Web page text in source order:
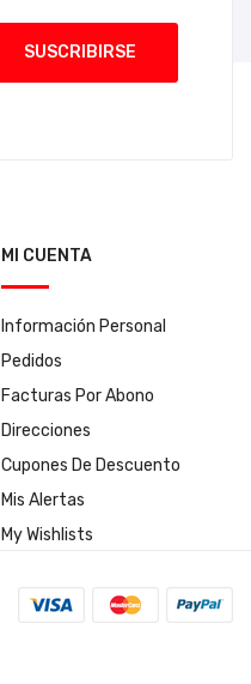
MI CUENTA
Información Personal
Pedidos
Facturas Por Abono
Direcciones
Cupones De Descuento
Mis Alertas
My Wishlists